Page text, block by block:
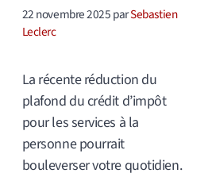
22 novembre 2025parSebastien
Leclerc
La récente réduction du
plafond du crédit d’impôt
pour les services à la
personne pourrait
bouleverser votre quotidien.